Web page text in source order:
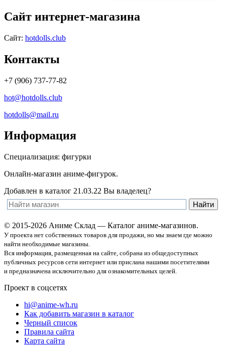
Сайт интернет-магазина
Сайт: hotdolls.club
Контакты
+7 (906) 737-77-82
hot@hotdolls.club
hotdolls@mail.ru
Информация
Специализация: фигурки
Онлайн-магазин аниме-фигурок.
Добавлен в каталог 21.03.22 Вы владелец?
© 2015-2026 Аниме Склад — Каталог аниме-магазинов.
У проекта нет собственных товаров для продажи, но мы знаем где можно
найти необходимые магазины.
Вся информация, размещенная на сайте, собрана из общедоступных
публичных ресурсов сети интернет или прислана нашими посетителями
и предназначена исключительно для ознакомительных целей.
Проект в соцсетях
hi@anime-wh.ru
Как добавить магазин в каталог
Черный список
Правила сайта
Карта сайта